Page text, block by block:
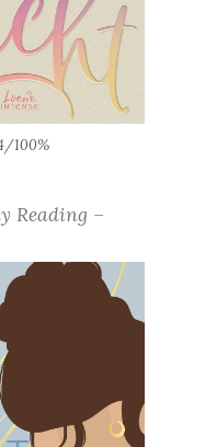
100%
Reading –